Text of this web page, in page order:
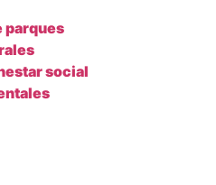
parques
social